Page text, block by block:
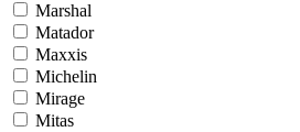
Marshal
Matador
Maxxis
Michelin
Mirage
Mitas